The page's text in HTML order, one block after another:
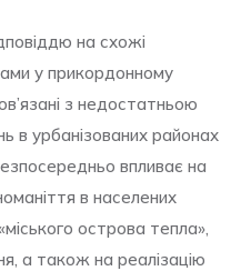
на схожі
у прикордонному
з недостатньою
в урбанізованих районах
впливає на
в населених
острова тепла»,
а також на реалізацію